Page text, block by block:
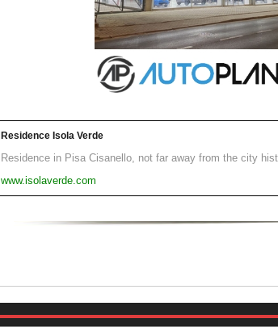
Residence Isola Verde
Residence in Pisa Cisanello, not far away from the city
www.isolaverde.com